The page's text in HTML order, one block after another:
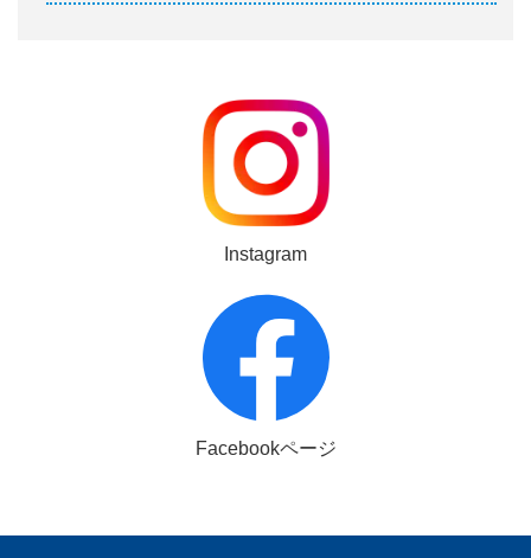
Instagram
Facebookページ